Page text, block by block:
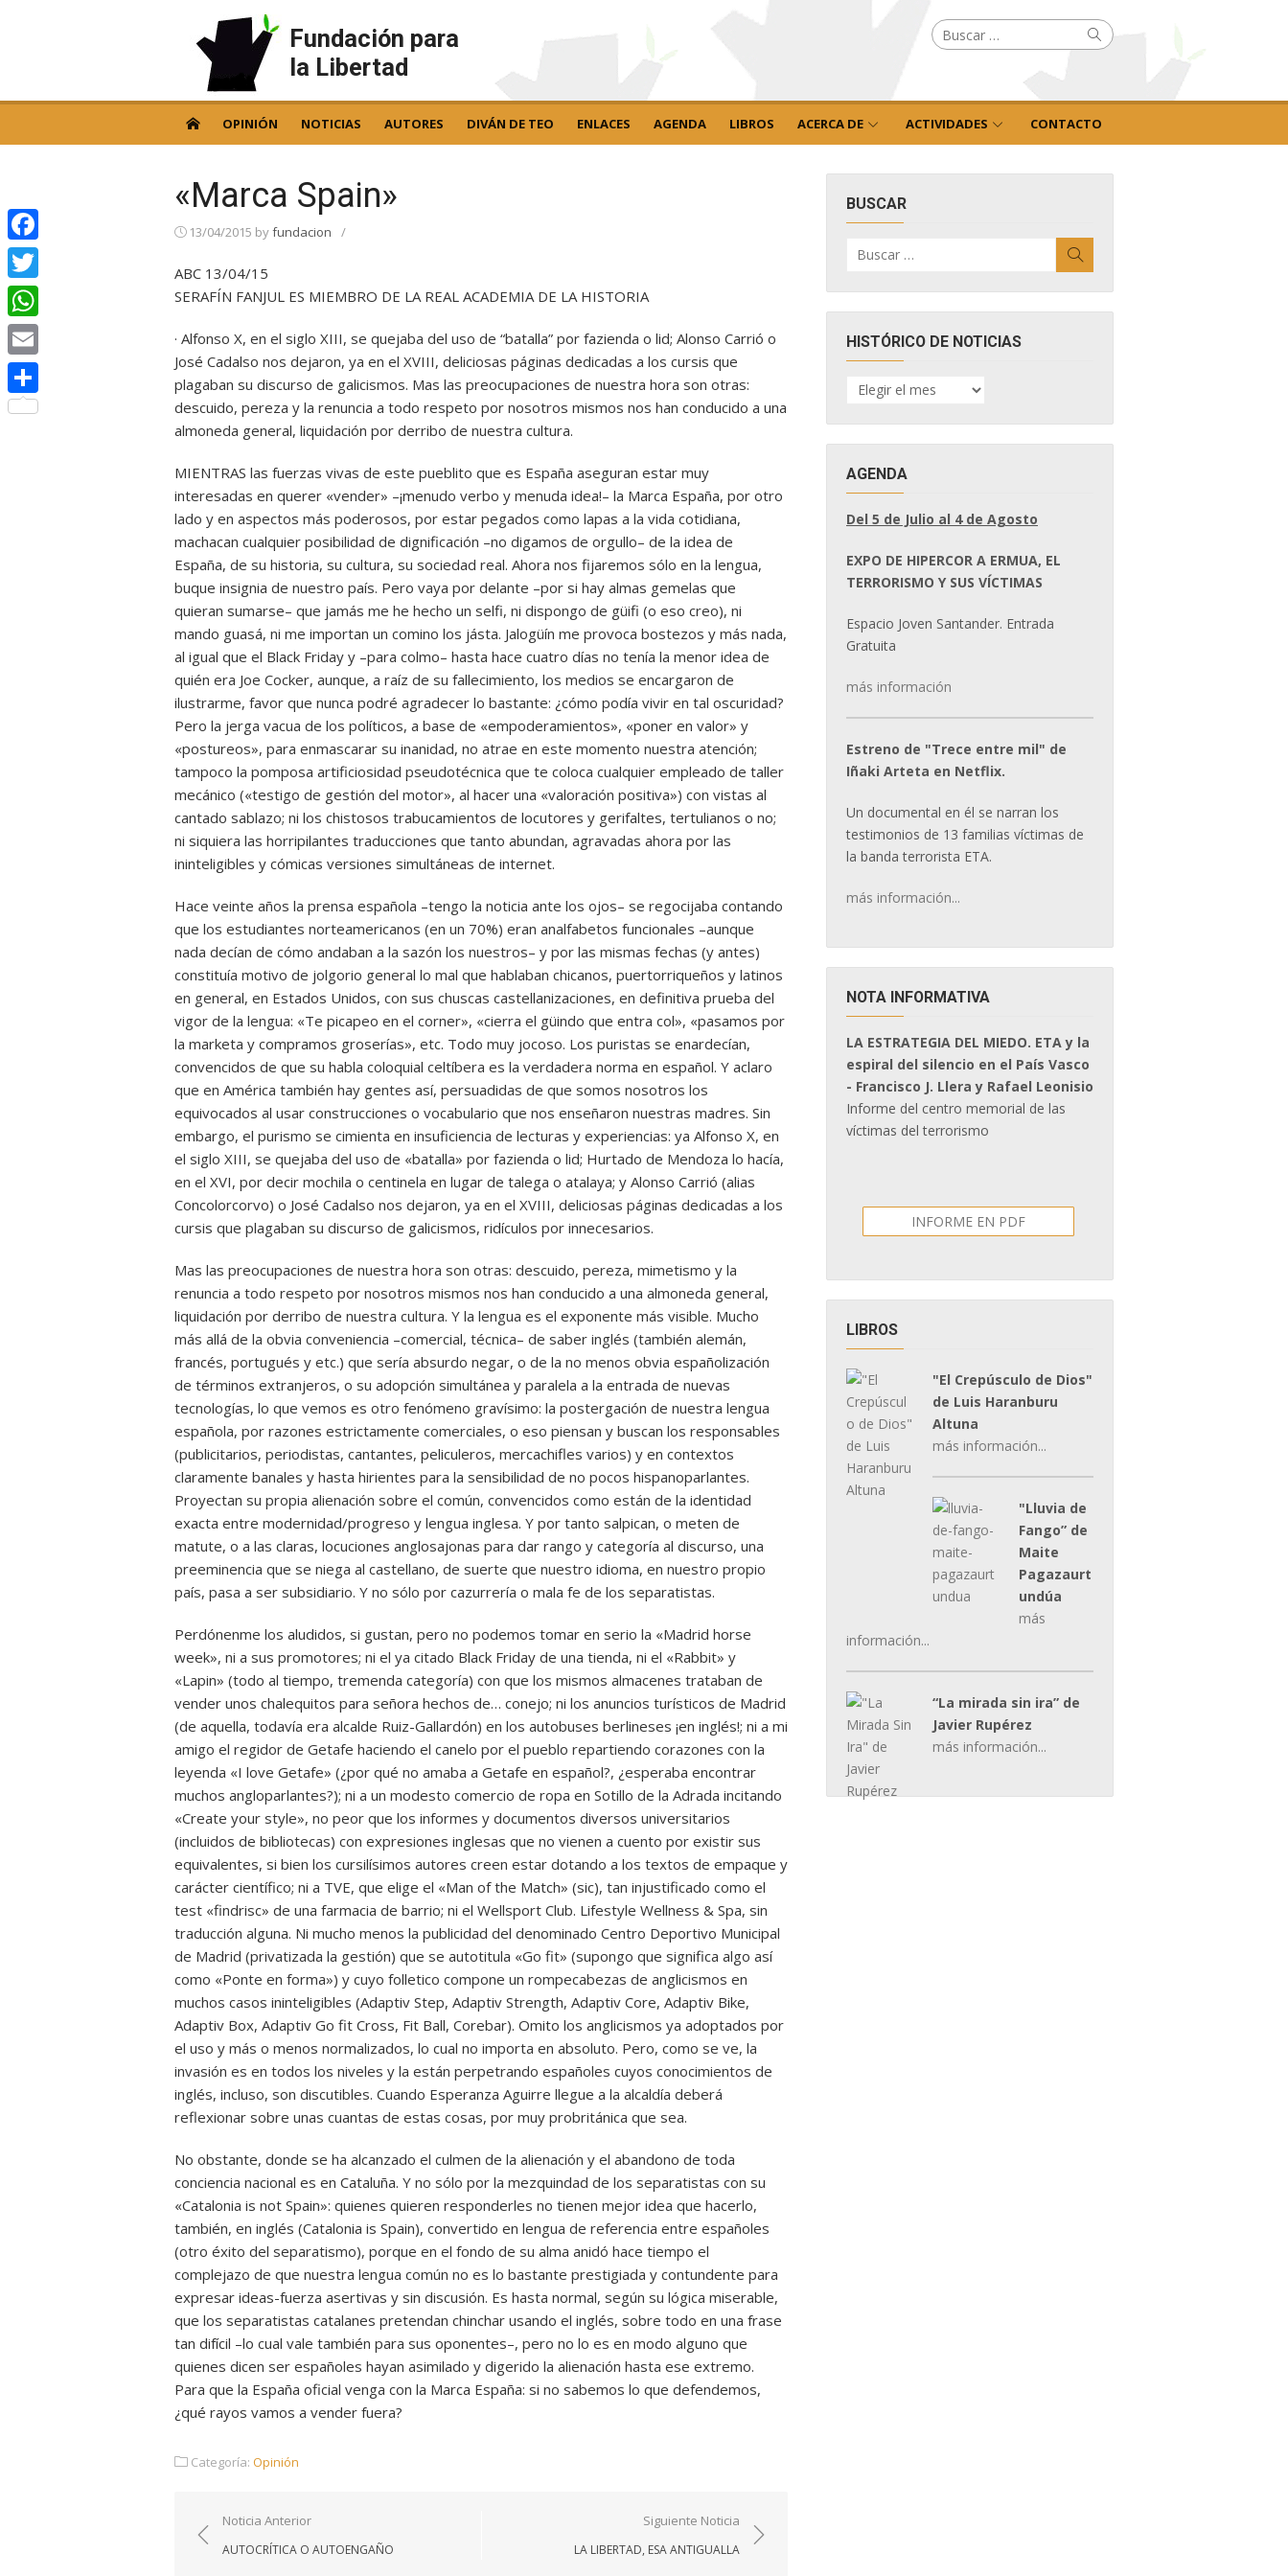
Fundación para
la Libertad
Buscar
por: Buscar
OPINIÓN NOTICIAS AUTORES DIVÁN DE TEO ENLACES AGENDA LIBROS ACERCA DE ACTIVIDADES CONTACTO
«Marca Spain»
13/04/2015 byfundacion /
ABC 13/04/15
SERAFÍN FANJUL ES MIEMBRO DE LA REAL ACADEMIA DE LA HISTORIA
· Alfonso X, en el siglo XIII, se quejaba del uso de “batalla” por fazienda o lid; Alonso Carrió o
José Cadalso nos dejaron, ya en el XVIII, deliciosas páginas dedicadas a los cursis que
plagaban su discurso de galicismos. Mas las preocupaciones de nuestra hora son otras:
descuido, pereza y la renuncia a todo respeto por nosotros mismos nos han conducido a una
almoneda general, liquidación por derribo de nuestra cultura.
MIENTRAS las fuerzas vivas de este pueblito que es España aseguran estar muy
interesadas en querer «vender» –¡menudo verbo y menuda idea!– la Marca España, por otro
lado y en aspectos más poderosos, por estar pegados como lapas a la vida cotidiana,
machacan cualquier posibilidad de dignificación –no digamos de orgullo– de la idea de
España, de su historia, su cultura, su sociedad real. Ahora nos fijaremos sólo en la lengua,
buque insignia de nuestro país. Pero vaya por delante –por si hay almas gemelas que
quieran sumarse– que jamás me he hecho un selfi, ni dispongo de güifi (o eso creo), ni
mando guasá, ni me importan un comino los jásta. Jalogüín me provoca bostezos y más nada,
al igual que el Black Friday y –para colmo– hasta hace cuatro días no tenía la menor idea de
quién era Joe Cocker, aunque, a raíz de su fallecimiento, los medios se encargaron de
ilustrarme, favor que nunca podré agradecer lo bastante: ¿cómo podía vivir en tal oscuridad?
Pero la jerga vacua de los políticos, a base de «empoderamientos», «poner en valor» y
«postureos», para enmascarar su inanidad, no atrae en este momento nuestra atención;
tampoco la pomposa artificiosidad pseudotécnica que te coloca cualquier empleado de taller
mecánico («testigo de gestión del motor», al hacer una «valoración positiva») con vistas al
cantado sablazo; ni los chistosos trabucamientos de locutores y gerifaltes, tertulianos o no;
ni siquiera las horripilantes traducciones que tanto abundan, agravadas ahora por las
ininteligibles y cómicas versiones simultáneas de internet.
Hace veinte años la prensa española –tengo la noticia ante los ojos– se regocijaba contando
que los estudiantes norteamericanos (en un 70%) eran analfabetos funcionales –aunque
nada decían de cómo andaban a la sazón los nuestros– y por las mismas fechas (y antes)
constituía motivo de jolgorio general lo mal que hablaban chicanos, puertorriqueños y latinos
en general, en Estados Unidos, con sus chuscas castellanizaciones, en definitiva prueba del
vigor de la lengua: «Te picapeo en el corner», «cierra el güindo que entra col», «pasamos por
la marketa y compramos groserías», etc. Todo muy jocoso. Los puristas se enardecían,
convencidos de que su habla coloquial celtíbera es la verdadera norma en español. Y aclaro
que en América también hay gentes así, persuadidas de que somos nosotros los
equivocados al usar construcciones o vocabulario que nos enseñaron nuestras madres. Sin
embargo, el purismo se cimienta en insuficiencia de lecturas y experiencias: ya Alfonso X, en
el siglo XIII, se quejaba del uso de «batalla» por fazienda o lid; Hurtado de Mendoza lo hacía,
en el XVI, por decir mochila o centinela en lugar de talega o atalaya; y Alonso Carrió (alias
Concolorcorvo) o José Cadalso nos dejaron, ya en el XVIII, deliciosas páginas dedicadas a los
cursis que plagaban su discurso de galicismos, ridículos por innecesarios.
Mas las preocupaciones de nuestra hora son otras: descuido, pereza, mimetismo y la
renuncia a todo respeto por nosotros mismos nos han conducido a una almoneda general,
liquidación por derribo de nuestra cultura. Y la lengua es el exponente más visible. Mucho
más allá de la obvia conveniencia –comercial, técnica– de saber inglés (también alemán,
francés, portugués y etc.) que sería absurdo negar, o de la no menos obvia españolización
de términos extranjeros, o su adopción simultánea y paralela a la entrada de nuevas
tecnologías, lo que vemos es otro fenómeno gravísimo: la postergación de nuestra lengua
española, por razones estrictamente comerciales, o eso piensan y buscan los responsables
(publicitarios, periodistas, cantantes, peliculeros, mercachifles varios) y en contextos
claramente banales y hasta hirientes para la sensibilidad de no pocos hispanoparlantes.
Proyectan su propia alienación sobre el común, convencidos como están de la identidad
exacta entre modernidad/progreso y lengua inglesa. Y por tanto salpican, o meten de
matute, o a las claras, locuciones anglosajonas para dar rango y categoría al discurso, una
preeminencia que se niega al castellano, de suerte que nuestro idioma, en nuestro propio
país, pasa a ser subsidiario. Y no sólo por cazurrería o mala fe de los separatistas.
Perdónenme los aludidos, si gustan, pero no podemos tomar en serio la «Madrid horse
week», ni a sus promotores; ni el ya citado Black Friday de una tienda, ni el «Rabbit» y
«Lapin» (todo al tiempo, tremenda categoría) con que los mismos almacenes trataban de
vender unos chalequitos para señora hechos de… conejo; ni los anuncios turísticos de Madrid
(de aquella, todavía era alcalde Ruiz-Gallardón) en los autobuses berlineses ¡en inglés!; ni a mi
amigo el regidor de Getafe haciendo el canelo por el pueblo repartiendo corazones con la
leyenda «I love Getafe» (¿por qué no amaba a Getafe en español?, ¿esperaba encontrar
muchos angloparlantes?); ni a un modesto comercio de ropa en Sotillo de la Adrada incitando
«Create your style», no peor que los informes y documentos diversos universitarios
(incluidos de bibliotecas) con expresiones inglesas que no vienen a cuento por existir sus
equivalentes, si bien los cursilísimos autores creen estar dotando a los textos de empaque y
carácter científico; ni a TVE, que elige el «Man of the Match» (sic), tan injustificado como el
test «findrisc» de una farmacia de barrio; ni el Wellsport Club. Lifestyle Wellness & Spa, sin
traducción alguna. Ni mucho menos la publicidad del denominado Centro Deportivo Municipal
de Madrid (privatizada la gestión) que se autotitula «Go fit» (supongo que significa algo así
como «Ponte en forma») y cuyo folletico compone un rompecabezas de anglicismos en
muchos casos ininteligibles (Adaptiv Step, Adaptiv Strength, Adaptiv Core, Adaptiv Bike,
Adaptiv Box, Adaptiv Go fit Cross, Fit Ball, Corebar). Omito los anglicismos ya adoptados por
el uso y más o menos normalizados, lo cual no importa en absoluto. Pero, como se ve, la
invasión es en todos los niveles y la están perpetrando españoles cuyos conocimientos de
inglés, incluso, son discutibles. Cuando Esperanza Aguirre llegue a la alcaldía deberá
reflexionar sobre unas cuantas de estas cosas, por muy probritánica que sea.
No obstante, donde se ha alcanzado el culmen de la alienación y el abandono de toda
conciencia nacional es en Cataluña. Y no sólo por la mezquindad de los separatistas con su
«Catalonia is not Spain»: quienes quieren responderles no tienen mejor idea que hacerlo,
también, en inglés (Catalonia is Spain), convertido en lengua de referencia entre españoles
(otro éxito del separatismo), porque en el fondo de su alma anidó hace tiempo el
complejazo de que nuestra lengua común no es lo bastante prestigiada y contundente para
expresar ideas-fuerza asertivas y sin discusión. Es hasta normal, según su lógica miserable,
que los separatistas catalanes pretendan chinchar usando el inglés, sobre todo en una frase
tan difícil –lo cual vale también para sus oponentes–, pero no lo es en modo alguno que
quienes dicen ser españoles hayan asimilado y digerido la alienación hasta ese extremo.
Para que la España oficial venga con la Marca España: si no sabemos lo que defendemos,
¿qué rayos vamos a vender fuera?
Categoría: Opinión
Navegación
de
Noticia Anterior
AUTOCRÍTICA O AUTOENGAÑO
Siguiente Noticia
LA LIBERTAD, ESA ANTIGUALLA
BUSCAR
por:
HISTÓRICO DE NOTICIAS
HISTÓRICO
DE
AGENDA
Del 5 de Julio al 4 de Agosto
EXPO DE HIPERCOR A ERMUA, EL
TERRORISMO Y SUS VÍCTIMAS
Espacio Joven Santander. Entrada
Gratuita
más información
Estreno de "Trece entre mil" de
Iñaki Arteta en Netflix.
Un documental en él se narran los
testimonios de 13 familias víctimas de
la banda terrorista ETA.
más información...
NOTA INFORMATIVA
LA ESTRATEGIA DEL MIEDO. ETA y la
espiral del silencio en el País Vasco
- Francisco J. Llera y Rafael Leonisio
Informe del centro memorial de las
víctimas del terrorismo
INFORME EN PDF
LIBROS
"El Crepúsculo de Dios"
de Luis Haranburu
Altuna
más información...
"Lluvia de
Fango” de
Maite
Pagazaurt
undúa
más
información...
“La mirada sin ira” de
Javier Rupérez
más información...
Facebook
Twitter
WhatsApp
Email
Compartir